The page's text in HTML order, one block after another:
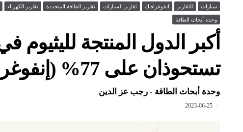
سيارات التقارير انفوغرافيك تقارير السيارات تقارير الطاقة المتجددة تقارير الكهرباء
وحدة أبحاث الطاقة
تستحوذان على 77% (إنفوغرافيك)
وحدة أبحاث الطاقة - رجب عز الدين
2023-06-25